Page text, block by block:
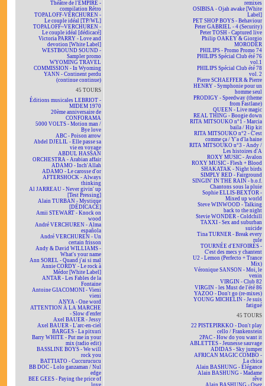
Théâtre de l'EMPIRE -
compilation Rétro
TOPALOFF-VERCHUREN -
Le couple idéal [TP/WL]
TOPALOFF~VERCHUREN -
Le couple idéal [dédicacé]
Victoria PARRY - Love and
devotion [White Label]
WESTBOUND SOUND -
Sampler promo
WYOMING TRAVEL
COMMISSION - In Wyoming
YANN - Continent perdu
(continue continue)
45 TOURS
Éditions musicales LEBRIOT -
MIDEM 1970
20ème anniversaire de
CONFORAMA
5000 VOLTS - Motion man /
Bye love
ABC - Poison arrow
Abdel DJELIL - Elle passe sa
vie en voyage
ABDUL HASSAN
ORCHESTRA - Arabian affair
ADAMO - Inch'Allah
ADAMO - Le carosse d'or
AFTERSHOCK - Always
thinking
Al JARREAU - Never givin' up
[Test Pressing]
Alain TURBAN - Mystique
[DÉDICACÉ]
Amii STEWART - Knock on
wood
André VERCHUREN - Alma
española
André VERCHUREN - Un
certain frisson
Andy & David WILLIAMS -
What's your name
Ann SOREL - Quand j'ai si mal
Annie CORDY - Le rock à
Médor [White Label]
ANTAR - Les Fables de la
Fontaine
Antoine GIACOMONI - Vieni
vieni
ANYA - One word
ATTENTION À LA MARCHE
- Slow d'enfer
Axel BAUER - Jessy
Axel BAUER - L'arc-en-ciel
BARGES - La pitxuri
Barry WHITE - Put me in your
mix (radio edit)
BASSLINE BOYS - We will
rock you
BATTIATO - Cuccurucucu
BB DOC - Lolo ganzaman / Nul
edge
BEE GEES - Paying the price of
love
remixes
OSIBISA - Ojah awake [White
Label]
PET SHOP BOYS - Behaviour
Peter GABRIEL - 4 (Security)
Peter TOSH - Captured live
Philip OAKEY & Giorgio
MORODER
PHILIPS - Promo Promo 74
PHILIPS Spécial Club été 76
vol.1
PHILIPS Spécial Club été 78
vol. 2
Pierre SCHAEFFER & Pierre
HENRY - Symphonie pour un
homme seul
PRODIGY - Speedway (theme
from Fastlane)
QUEEN - Live magic
REAL THING - Boogie down
RITA MITSOUKO n°1 - Marcia
baila / Hip kit
RITA MITSOUKO n°2 - C'est
comme ça / Y'a d'la haine
RITA MITSOUKO n°3 - Andy /
Les histoires d'A
ROXY MUSIC - Avalon
ROXY MUSIC - Flesh + Blood
SHAKATAK - Night birds
SIMPLY RED - Fairground
SINGIN' IN THE RAIN - b.o.f.
Chantons sous la pluie
Sophie ELLIS-BEXTOR -
Mixed up world
Steve WINWOOD - Talking
back to the night
Stevie WONDER - Coldchill
TAXXI - Sex and suburban
suicide
Tina TURNER - Break every
rule
TOURNÉE d'ENFOIRÉS -
C'est des mecs y chantent
U2 - Lemon (Perfecto + Trance
Mix)
Véronique SANSON - Moi, le
venin
VIRGIN - Club 82
VIRGIN - les Must de l'été 86
YAZOO - Don't go (re-mixes)
YOUNG MICHELIN - Je suis
fatigué
45 TOURS
22 PISTEPIRKKO - Don't play
cello / Frankenstein
2PAC - How do you want it
ABLETTES - Jeunesse sauvage
ADIDAS - Sky jumper
AFRICAN MAGIC COMBO -
La chica
Alain BASHUNG - Élégance
Alain BASHUNG - Madame
rêve
Alain BASHUNG - Osez